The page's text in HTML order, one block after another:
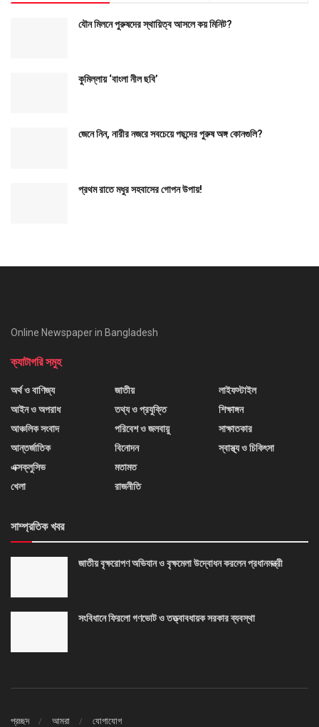
যৌন মিলনে পুরুষদের স্থায়িত্ব আসলে কয় মিনিট?
কুমিল্লায় ‘বাংলা নীল ছবি’
জেনে নিন, নারীর নজরে সবচেয়ে পছন্দের পুরুষ অঙ্গ কোনগুলি?
প্রথম রাতে মধুর সহবাসের গোপন উপায়!
Online Newspaper in Bangladesh
ক্যাটাগরি সমুহ
অর্থ ও বাণিজ্য
আইন ও অপরাধ
আঞ্চলিক সংবাদ
আন্তর্জাতিক
এক্সক্লুসিভ
খেলা
জাতীয়
তথ্য ও প্রযুক্তি
পরিবেশ ও জলবায়ু
বিনোদন
মতামত
রাজনীতি
লাইফস্টাইল
শিক্ষাঙ্গন
সাক্ষাতকার
স্বাস্থ্য ও চিকিৎসা
সাম্প্রতিক খবর
জাতীয় বৃক্ষরোপণ অভিযান ও বৃক্ষমেলা উদ্বোধন করলেন প্রধানমন্ত্রী
সংবিধানে ফিরলো গণভোট ও তত্ত্বাবধায়ক সরকার ব্যবস্থা
প্রচ্ছদ আমরা যোগাযোগ